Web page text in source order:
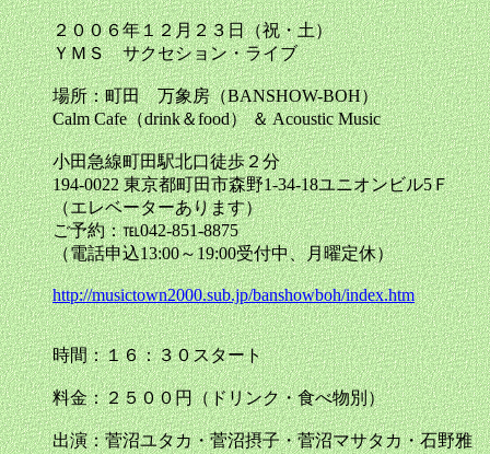
２００６年１２月２３日（祝・土）
ＹＭＳ サクセション・ライブ
場所：町田 万象房（BANSHOW-BOH）
Calm Cafe（drink＆food） ＆ Acoustic Music
小田急線町田駅北口徒歩２分
194-0022 東京都町田市森野1-34-18ユニオンビル5Ｆ
（エレベーターあります）
ご予約：℡042-851-8875
（電話申込13:00～19:00受付中、月曜定休）
http://musictown2000.sub.jp/banshowboh/index.htm
時間：１６：３０スタート
料金：２５００円（ドリンク・食べ物別）
出演：菅沼ユタカ・菅沼摂子・菅沼マサタカ・石野雅